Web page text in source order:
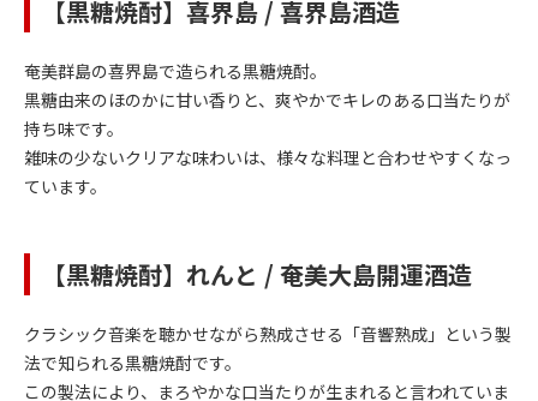
【黒糖焼酎】喜界島 / 喜界島酒造
奄美群島の喜界島で造られる黒糖焼酎。
黒糖由来のほのかに甘い香りと、爽やかでキレのある口当たりが
持ち味です。
雑味の少ないクリアな味わいは、様々な料理と合わせやすくなっ
ています。
【黒糖焼酎】れんと / 奄美大島開運酒造
クラシック音楽を聴かせながら熟成させる「音響熟成」という製
法で知られる黒糖焼酎です。
この製法により、まろやかな口当たりが生まれると言われていま